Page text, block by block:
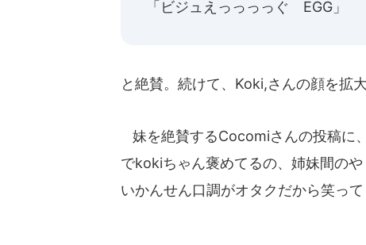
「ビジュえっっっっぐ EGG」
と絶賛。続けて、Koki,さんの顔を拡
妹を絶賛するCocomiさんの投稿に
でkokiちゃん褒めてるの、姉妹間の
いかんせん口調がオタクだから笑っ